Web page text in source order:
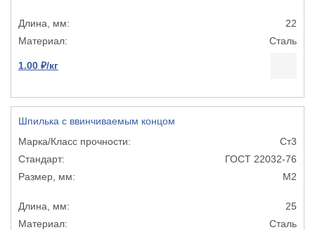
22
Сталь
1.00 ₽/кг
Шпилька с ввинчиваемым концом
Ст3
ГОСТ 22032-76
М2
25
Сталь